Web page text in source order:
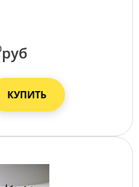
руб
КУПИТЬ